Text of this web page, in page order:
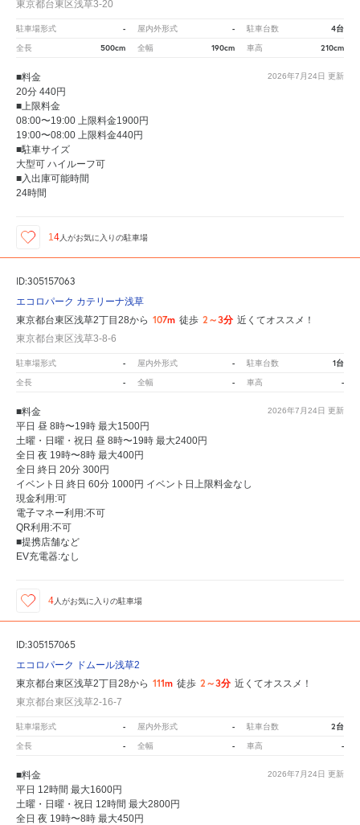
東京都台東区浅草3-20
駐車場形式 - 屋内外形式 - 駐車台数 4台
全長 500cm 全幅 190cm 車高 210cm
2026年7月24日 更新
■料金
20分 440円
■上限料金
08:00〜19:00 上限料金1900円
19:00〜08:00 上限料金440円
■駐車サイズ
大型可 ハイルーフ可
■入出庫可能時間
24時間
14 人がお気に入りの駐車場
ID:305157063
エコロパーク カテリーナ浅草
東京都台東区浅草2丁目28から 107m 徒歩 2～3分 近くてオススメ！
東京都台東区浅草3-8-6
駐車場形式 - 屋内外形式 - 駐車台数 1台
全長 - 全幅 - 車高 -
2026年7月24日 更新
■料金
平日 昼 8時〜19時 最大1500円
土曜・日曜・祝日 昼 8時〜19時 最大2400円
全日 夜 19時〜8時 最大400円
全日 終日 20分 300円
イベント日 終日 60分 1000円 イベント日上限料金なし
現金利用:可
電子マネー利用:不可
QR利用:不可
■提携店舗など
EV充電器:なし
4 人がお気に入りの駐車場
ID:305157065
エコロパーク ドムール浅草2
東京都台東区浅草2丁目28から 111m 徒歩 2～3分 近くてオススメ！
東京都台東区浅草2-16-7
駐車場形式 - 屋内外形式 - 駐車台数 2台
全長 - 全幅 - 車高 -
2026年7月24日 更新
■料金
平日 12時間 最大1600円
土曜・日曜・祝日 12時間 最大2800円
全日 夜 19時〜8時 最大450円